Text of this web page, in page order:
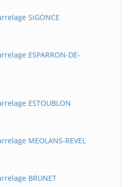
SiGONCE
ESPARRON-DE-
ESTOUBLON
MEOLANS-REVEL
BRUNET